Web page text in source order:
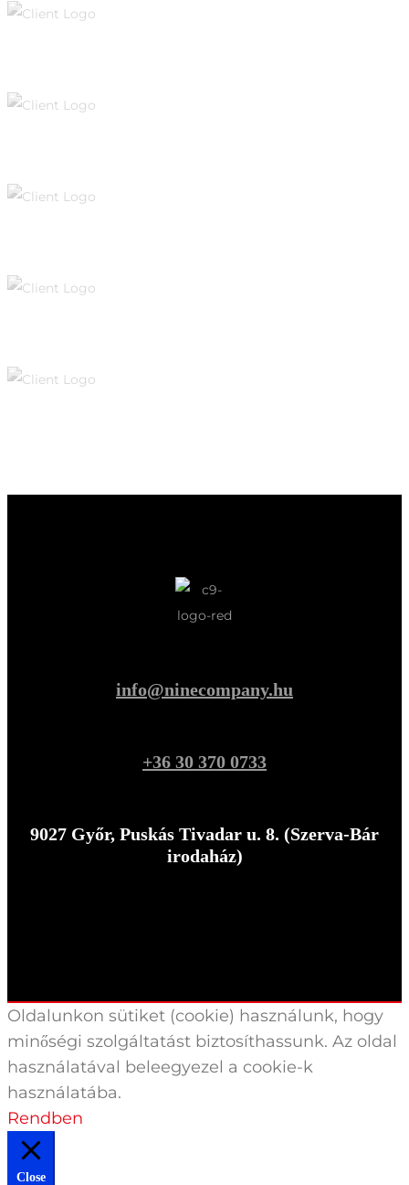
info@ninecompany.hu
+36 30 370 0733
9027 Győr, Puskás Tivadar u. 8. (Szerva-Bár
irodaház)
Oldalunkon sütiket (cookie) használunk, hogy
minőségi szolgáltatást biztosíthassunk. Az oldal
használatával beleegyezel a cookie-k
használatába.
Rendben
Close